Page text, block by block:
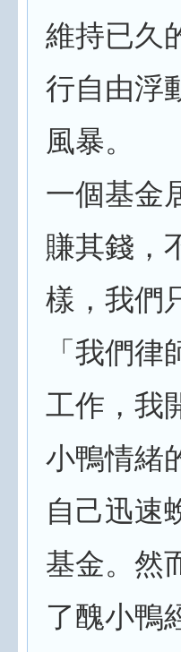
維持已久
行自由浮
風暴。
一個基金
賺其錢，
樣，我們
「我們
工作，我
小鴨情緒
自己迅速
基金。然
了醜小鴨